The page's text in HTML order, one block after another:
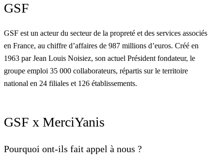
GSF
GSF est un acteur du secteur de la propreté et des services associés
en France, au chiffre d’affaires de 987 millions d’euros. Créé en
1963 par Jean Louis Noisiez, son actuel Président fondateur, le
groupe emploi 35 000 collaborateurs, répartis sur le territoire
national en 24 filiales et 126 établissements.
GSF x MerciYanis
Pourquoi ont-ils fait appel à nous ?